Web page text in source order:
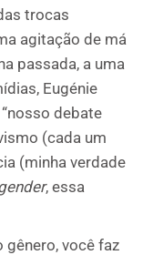
trocas
agitação de má
passada, a uma
Eugénie
“nosso debate
(cada um
(minha verdade
, essa
você faz